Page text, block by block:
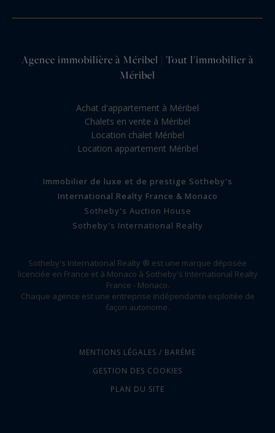
Agence immobilière à Méribel | Tout l'immobilier à
Méribel
Achat d'appartement à Méribel
Chalets en vente à Méribel
Location chalet Méribel
Location appartement Méribel
Immobilier de luxe et de prestige Sotheby's
International Realty France & Monaco
Sotheby's Auction House
Sotheby's International Realty
Sotheby's International Realty ® est une marque déposée
licenciée en France et à Monaco à Sotheby's International Realty
France - Monaco.
Chaque agence est une entreprise indépendante exploitée de
façon autonome.
MENTIONS LÉGALES / BARÈME
GESTION DES COOKIES
PLAN DU SITE